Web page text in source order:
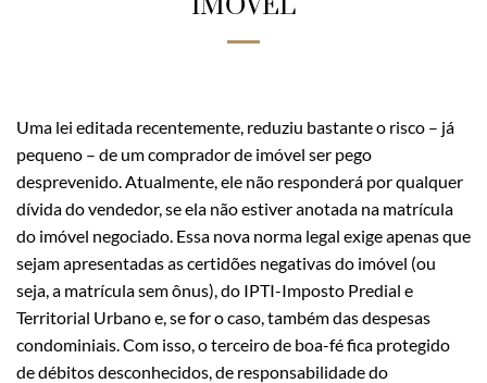
Uma lei editada recentemente, reduziu bastante o risco – já
pequeno – de um comprador de imóvel ser pego
desprevenido. Atualmente, ele não responderá por qualquer
dívida do vendedor, se ela não estiver anotada na matrícula
do imóvel negociado. Essa nova norma legal exige apenas que
sejam apresentadas as certidões negativas do imóvel (ou
seja, a matrícula sem ônus), do IPTI-Imposto Predial e
Territorial Urbano e, se for o caso, também das despesas
condominiais. Com isso, o terceiro de boa-fé fica protegido
de débitos desconhecidos, de responsabilidade do